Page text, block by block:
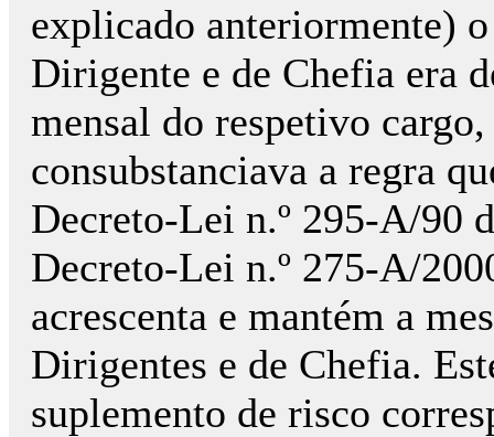
explicado anteriormente)
Dirigente e de Chefia era
mensal do respetivo
consubstanciava a regra
Decreto-Lei n.º 295-A/90
Decreto-Lei n.º 275-A/
acrescenta e mantém a
Dirigentes e de Chefia.
suplemento de risco